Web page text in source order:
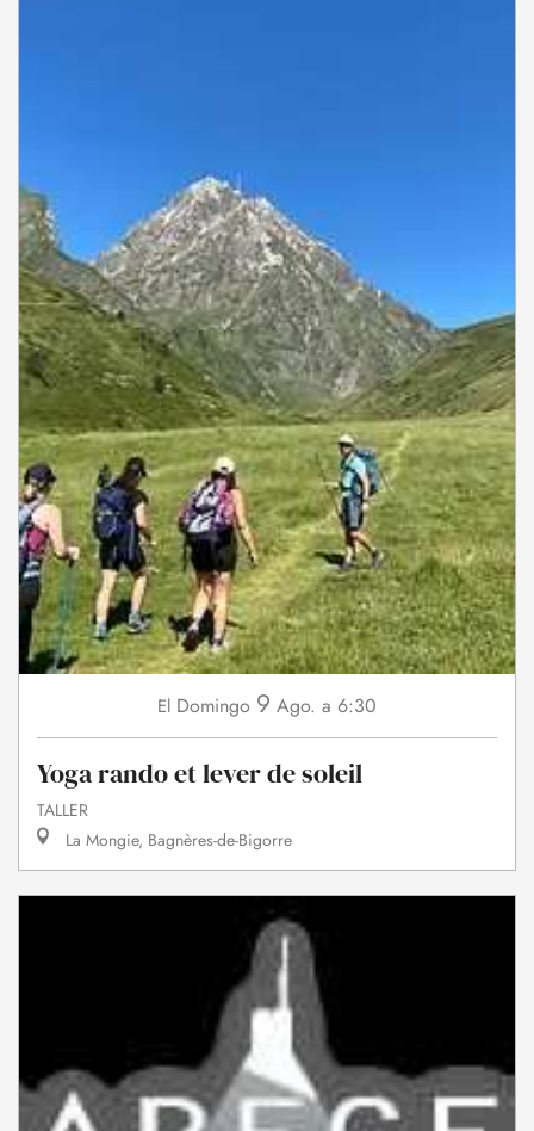
El Domingo 9 Ago. a 6:30
Yoga rando et lever de soleil
TALLER
La Mongie, Bagnères-de-Bigorre